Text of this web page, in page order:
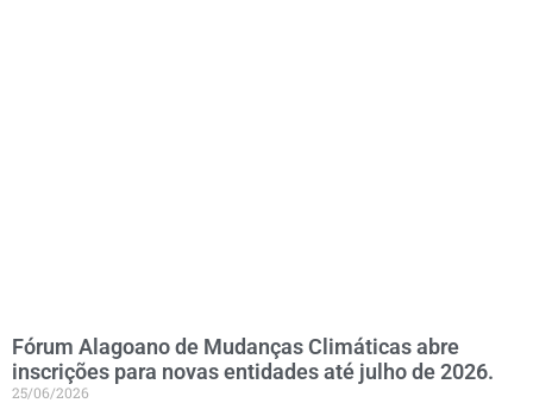
Fórum Alagoano de Mudanças Climáticas abre
inscrições para novas entidades até julho de 2026.
25/06/2026